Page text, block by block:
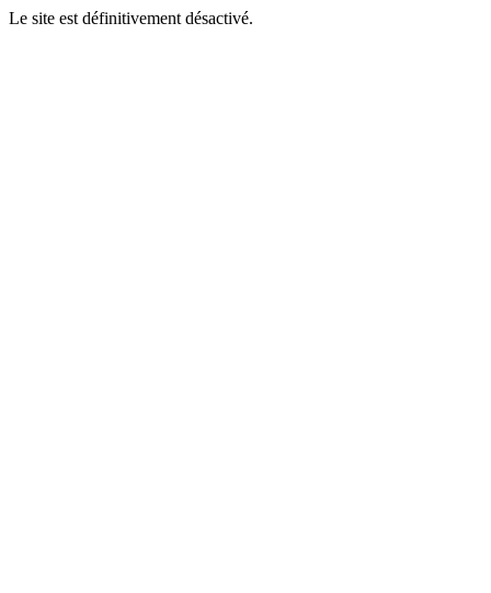
Le site est définitivement désactivé.